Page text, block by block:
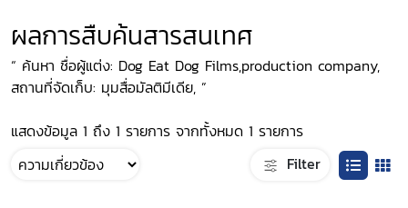
ผลการสืบค้นสารสนเทศ
“ ค้นหา ชื่อผู้แต่ง: Dog Eat Dog Films,production company,
สถานที่จัดเก็บ: มุมสื่อมัลติมีเดีย, ”
แสดงข้อมูล 1 ถึง 1 รายการ จากทั้งหมด 1 รายการ
Filter